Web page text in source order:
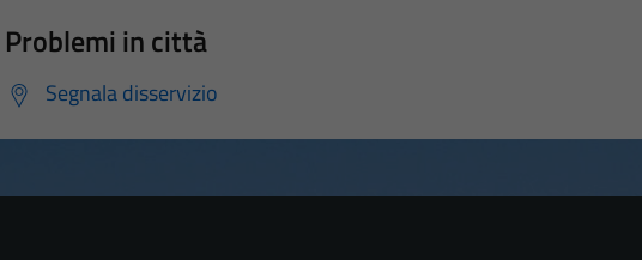
Problemi in città
Segnala disservizio